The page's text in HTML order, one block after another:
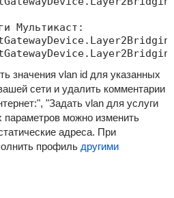
Мультикаст:
значения vlan id для указанных
сети и удалить комментарии
"Задать vlan для услуги
параметров можно изменить
адреса. При
профиль другими